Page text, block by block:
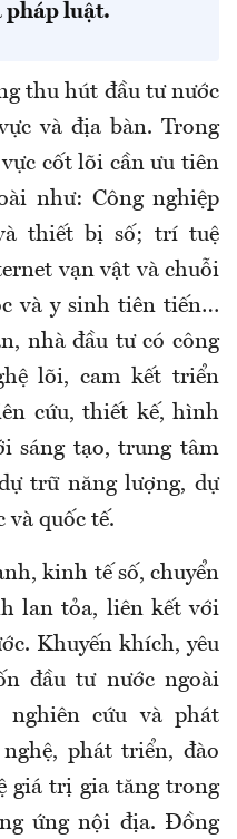
pháp luật.
thu hút đầu tư nước
và địa bàn. Trong
cốt lõi cần ưu tiên
như: Công nghiệp
thiết bị số; trí tuệ
vạn vật và chuỗi
và y sinh tiên tiến…
nhà đầu tư có công
lõi, cam kết triển
cứu, thiết kế, hình
sáng tạo, trung tâm
trữ năng lượng, dự
và quốc tế.
kinh tế số, chuyển
lan tỏa, liên kết với
Khuyến khích, yêu
đầu tư nước ngoài
nghiên cứu và phát
phát triển, đào
giá trị gia tăng trong
ứng nội địa. Đồng